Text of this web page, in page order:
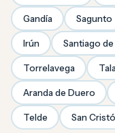
Gandía Sagunto
Irún Santiago
Torrelavega
Aranda de Duero
Telde San